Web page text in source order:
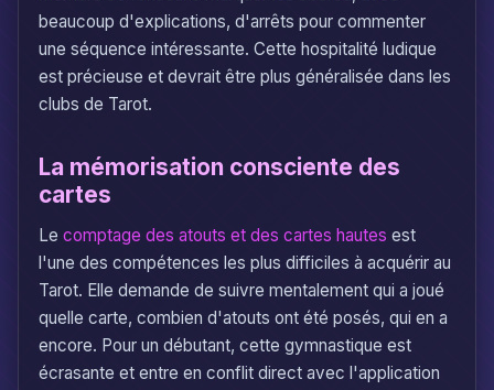
beaucoup d'explications, d'arrêts pour commenter
une séquence intéressante. Cette hospitalité ludique
est précieuse et devrait être plus généralisée dans les
clubs de Tarot.
La mémorisation consciente des
cartes
Le comptage des atouts et des cartes hautes est
l'une des compétences les plus difficiles à acquérir au
Tarot. Elle demande de suivre mentalement qui a joué
quelle carte, combien d'atouts ont été posés, qui en a
encore. Pour un débutant, cette gymnastique est
écrasante et entre en conflit direct avec l'application